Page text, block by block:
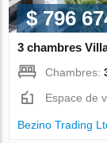
$ 796
3 chambres
Chambres:
Espace de
Bezino Trading